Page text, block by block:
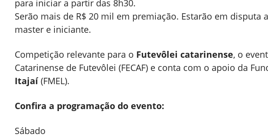
para iniciar a partir das 8h30.
Serão mais de R$ 20 mil em premiação. Estarão em disputa
master e iniciante.
Competição relevante para o Futevôlei catarinense, o
Catarinense de Futevôlei (FECAF) e conta com o apoio da
Itajaí(FMEL).
Confira a programação do evento:
Sábado